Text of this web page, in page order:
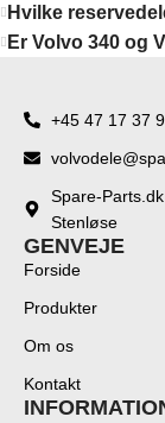
Hvilke
Er Volvo 340 og
+45 47 17 37
Spare-
Stenløse
GENVEJE
Forside
Produkter
Om os
Kontakt